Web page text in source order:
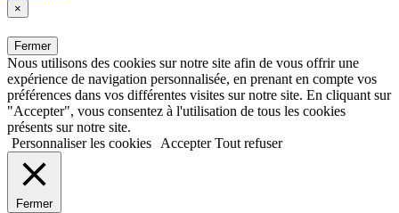
×
Fermer
Nous utilisons des cookies sur notre site afin de vous offrir une
expérience de navigation personnalisée, en prenant en compte vos
préférences dans vos différentes visites sur notre site. En cliquant sur
"Accepter", vous consentez à l'utilisation de tous les cookies
présents sur notre site.
Personnaliser les cookies
Accepter Tout refuser
Fermer